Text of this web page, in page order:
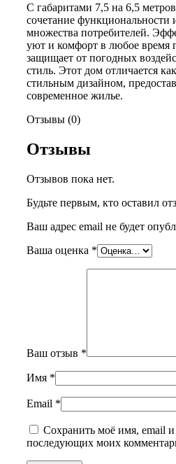
С габаритами 7,5 на 6,5
сочетание функциональности
множества потребителей.
уют и комфорт в любое время
защищает от погодных
стиль. Этот дом отличается
стильным дизайном,
современное жилье.
Отзывы (0)
Отзывы
Отзывов пока нет.
Будьте первым, кто оставил
Ваш адрес email не будет
Ваша оценка *
Ваш отзыв *
Имя *
Email *
Сохранить моё имя, email и
последующих моих